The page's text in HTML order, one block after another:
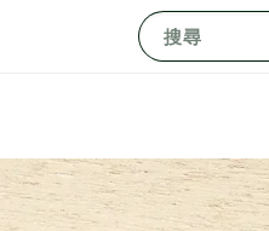
搜尋